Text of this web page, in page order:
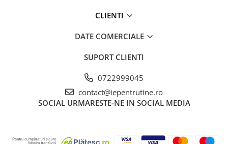
CLIENTI
DATE COMERCIALE
SUPORT CLIENTI
0722999045
contact@iepentrutine.ro
SOCIAL URMARESTE-NE IN SOCIAL MEDIA